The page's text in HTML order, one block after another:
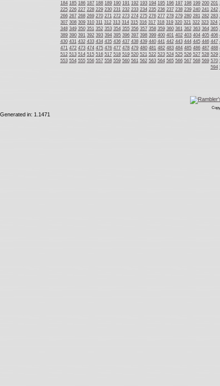
184 185 186 187 188 189 190 191 192 193 194 195 196 197 198 199 200 201
225 226 227 228 229 230 231 232 233 234 235 236 237 238 239 240 241 242
266 267 268 269 270 271 272 273 274 275 276 277 278 279 280 281 282 283
307 308 309 310 311 312 313 314 315 316 317 318 319 320 321 322 323 324
348 349 350 351 352 353 354 355 356 357 358 359 360 361 362 363 364 365
389 390 391 392 393 394 395 396 397 398 399 400 401 402 403 404 405 406
430 431 432 433 434 435 436 437 438 439 440 441 442 443 444 445 446 447
471 472 473 474 475 476 477 478 479 480 481 482 483 484 485 486 487 488
512 513 514 515 516 517 518 519 520 521 522 523 524 525 526 527 528 529
553 554 555 556 557 558 559 560 561 562 563 564 565 566 567 568 569 570
594
Generated in: 1.1471